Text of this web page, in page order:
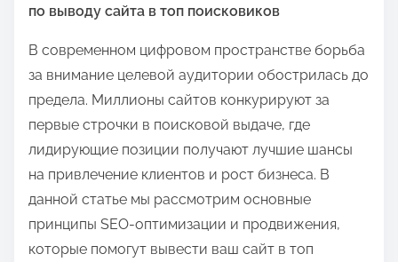
по выводу сайта в топ поисковиков
В современном цифровом пространстве борьба
за внимание целевой аудитории обострилась до
предела. Миллионы сайтов конкурируют за
первые строчки в поисковой выдаче, где
лидирующие позиции получают лучшие шансы
на привлечение клиентов и рост бизнеса. В
данной статье мы рассмотрим основные
принципы SEO-оптимизации и продвижения,
которые помогут вывести ваш сайт в топ